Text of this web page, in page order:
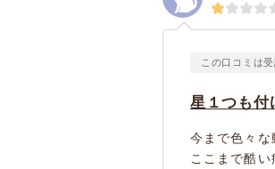
この口コミは
星１つも付
今まで色々
ここまで酷い